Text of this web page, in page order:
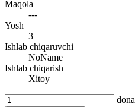
Maqola
---
Yosh
3+
Ishlab chiqaruvchi
NoName
Ishlab chiqarish
Xitoy
dona